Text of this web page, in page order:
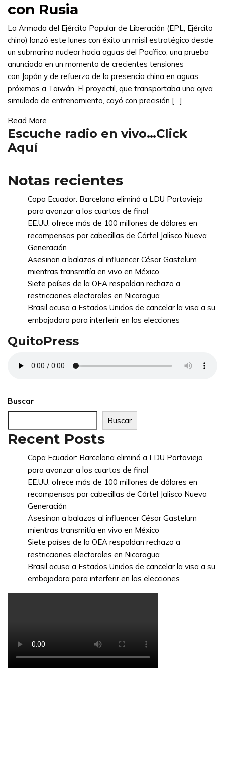
con Rusia
La Armada del Ejército Popular de Liberación (EPL, Ejército
chino) lanzó este lunes con éxito un misil estratégico desde
un submarino nuclear hacia aguas del Pacífico, una prueba
anunciada en un momento de crecientes tensiones
con Japón y de refuerzo de la presencia china en aguas
próximas a Taiwán. El proyectil, que transportaba una ojiva
simulada de entrenamiento, cayó con precisión […]
Read More
Escuche radio en vivo…Click
Aquí
Notas recientes
Copa Ecuador: Barcelona eliminó a LDU Portoviejo
para avanzar a los cuartos de final
EE.UU. ofrece más de 100 millones de dólares en
recompensas por cabecillas de Cártel Jalisco Nueva
Generación
Asesinan a balazos al influencer César Gastelum
mientras transmitía en vivo en México
Siete países de la OEA respaldan rechazo a
restricciones electorales en Nicaragua
Brasil acusa a Estados Unidos de cancelar la visa a su
embajadora para interferir en las elecciones
QuitoPress
Buscar
Buscar
Recent Posts
Copa Ecuador: Barcelona eliminó a LDU Portoviejo
para avanzar a los cuartos de final
EE.UU. ofrece más de 100 millones de dólares en
recompensas por cabecillas de Cártel Jalisco Nueva
Generación
Asesinan a balazos al influencer César Gastelum
mientras transmitía en vivo en México
Siete países de la OEA respaldan rechazo a
restricciones electorales en Nicaragua
Brasil acusa a Estados Unidos de cancelar la visa a su
embajadora para interferir en las elecciones